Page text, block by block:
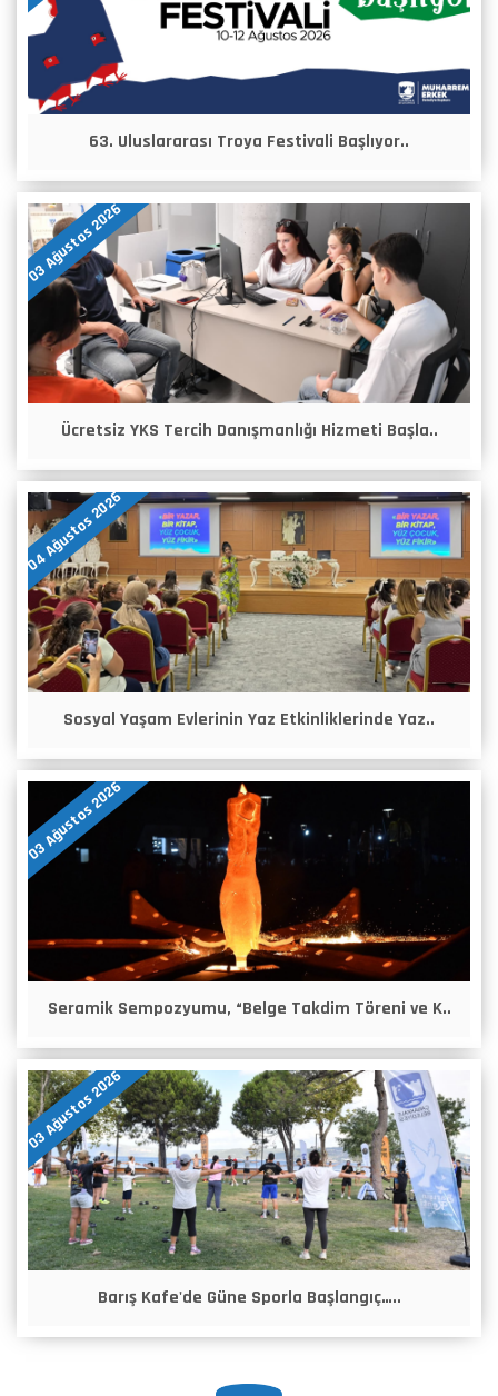
63. Uluslararası Troya Festivali Başlıyor..
03 Ağustos 2026
Ücretsiz YKS Tercih Danışmanlığı Hizmeti Başla..
04 Ağustos 2026
Sosyal Yaşam Evlerinin Yaz Etkinliklerinde Yaz..
03 Ağustos 2026
Seramik Sempozyumu, “Belge Takdim Töreni ve K..
03 Ağustos 2026
Barış Kafe'de Güne Sporla Başlangıç…..